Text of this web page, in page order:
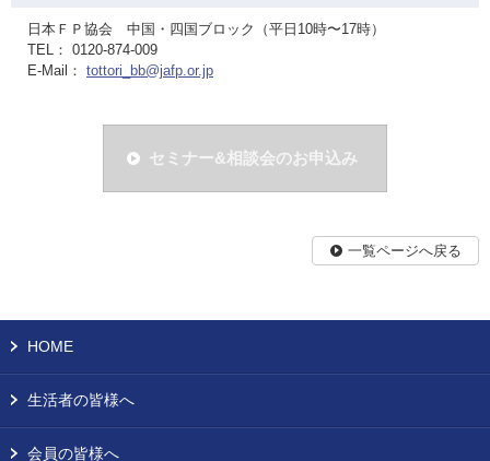
日本ＦＰ協会 中国・四国ブロック（平日10時〜17時）
TEL： 0120-874-009
E-Mail： tottori_bb@jafp.or.jp
セミナー&相談会のお申込み
一覧ページへ戻る
HOME
生活者の皆様へ
会員の皆様へ